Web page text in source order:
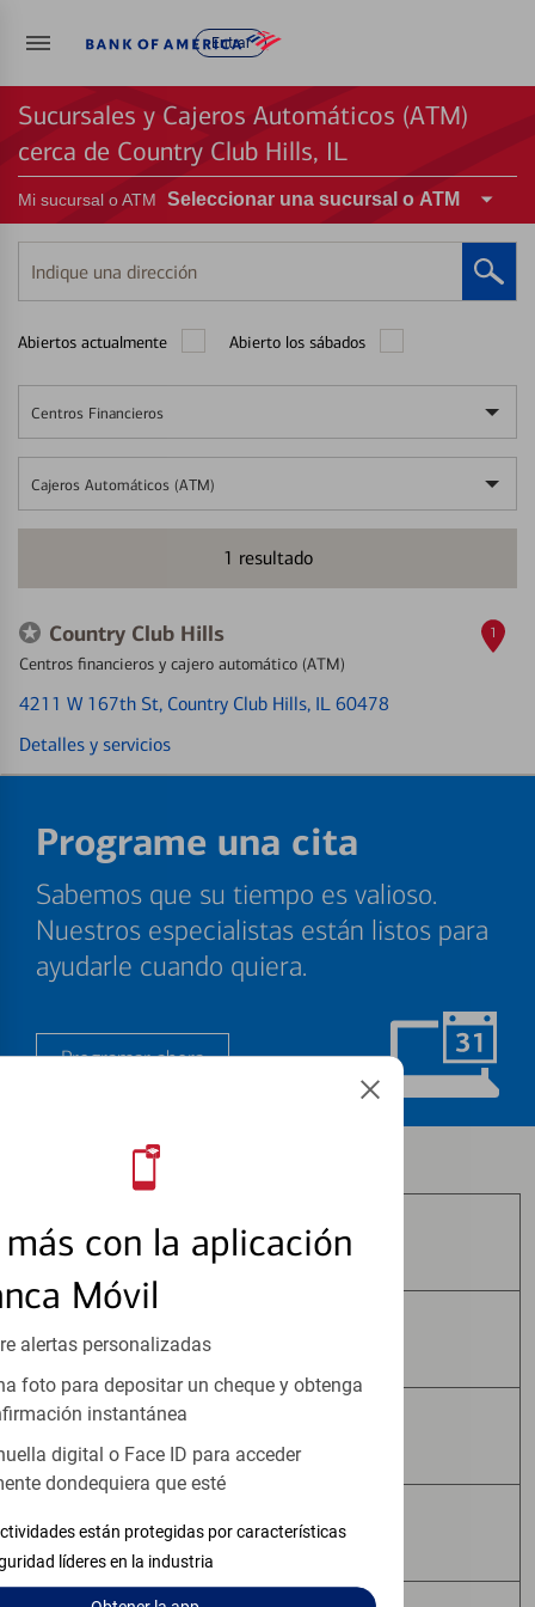
Entrar
con la aplicación
Móvil
alertas personalizadas
foto para depositar un cheque y obtenga
instantánea
digital o Face ID para acceder
dondequiera que esté
están protegidas por características
líderes en la industria
Sucursales y Cajeros Automáticos (ATM)
cerca de Country Club Hills, IL
Mi sucursal o ATM Seleccionar una sucursal o ATM
Indique
una
Abiertos actualmente Abierto los sábados
Centros Financieros
Cajeros Automáticos (ATM)
1 resultado
Country Club Hills
Centros financieros y cajero automático (ATM)
4211 W 167th St, Country Club Hills, IL 60478
Detalles y servicios
1
Programe una cita
Sabemos que su tiempo es valioso.
Nuestros especialistas están listos para
ayudarle cuando quiera.
Programar ahora
Los productos de inversión y seguros:
No Están Asegurados por FDIC
No Tienen Garantía Bancaria
No Constituyen Depósitos